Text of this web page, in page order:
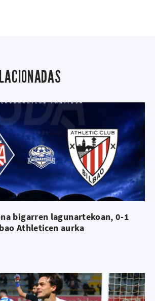
bigarren lagunartekoan, 0-1
Athleticen aurka